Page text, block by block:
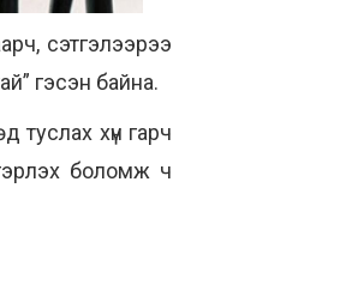
сэтгэлээрээ
гэсэн байна.
туслах хүн гарч
боломж ч